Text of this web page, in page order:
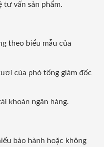
tư vấn sản phẩm.
theo biểu mẫu của
của phó tổng giám đốc
khoản ngân hàng.
bảo hành hoặc không